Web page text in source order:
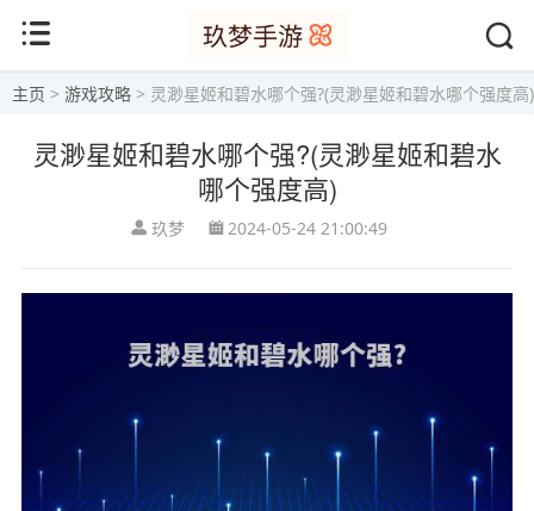
主页 > 游戏攻略 > 灵渺星姬和碧水哪个强?(灵渺星姬和碧水哪个强度高)
灵渺星姬和碧水哪个强?(灵渺星姬和碧水
哪个强度高)
玖梦 2024-05-24 21:00:49